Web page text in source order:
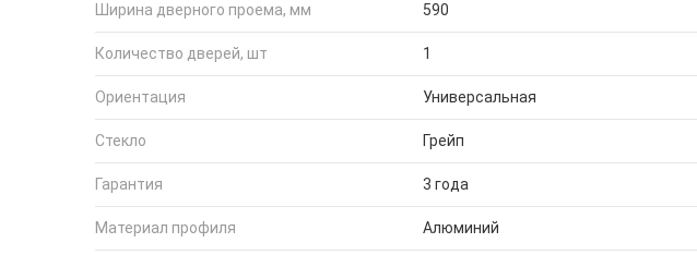
Ширина дверного проема, мм 590
Количество дверей, шт 1
Ориентация Универсальная
Стекло Грейп
Гарантия 3 года
Материал профиля Алюминий